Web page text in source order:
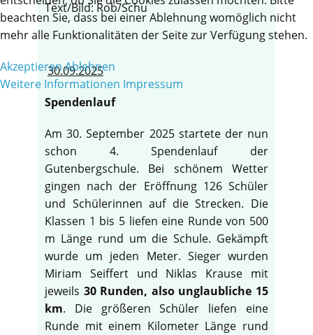
Text/Bild: Rob/Schu
30.09.2025
Spendenlauf
Am 30. September 2025 startete der nun
schon 4. Spendenlauf der
Gutenbergschule. Bei schönem Wetter
gingen nach der Eröffnung 126 Schüler
und Schülerinnen auf die Strecken. Die
Klassen 1 bis 5 liefen eine Runde von 500
m Länge rund um die Schule. Gekämpft
wurde um jeden Meter. Sieger wurden
Miriam Seiffert und Niklas Krause mit
jeweils 30 Runden, also unglaubliche 15
km. Die größeren Schüler liefen eine
Runde mit einem Kilometer Länge rund
beachten Sie, dass bei einer Ablehnung womöglich nicht
mehr alle Funktionalitäten der Seite zur Verfügung stehen.
Akzeptieren Ablehnen
Weitere Informationen Impressum